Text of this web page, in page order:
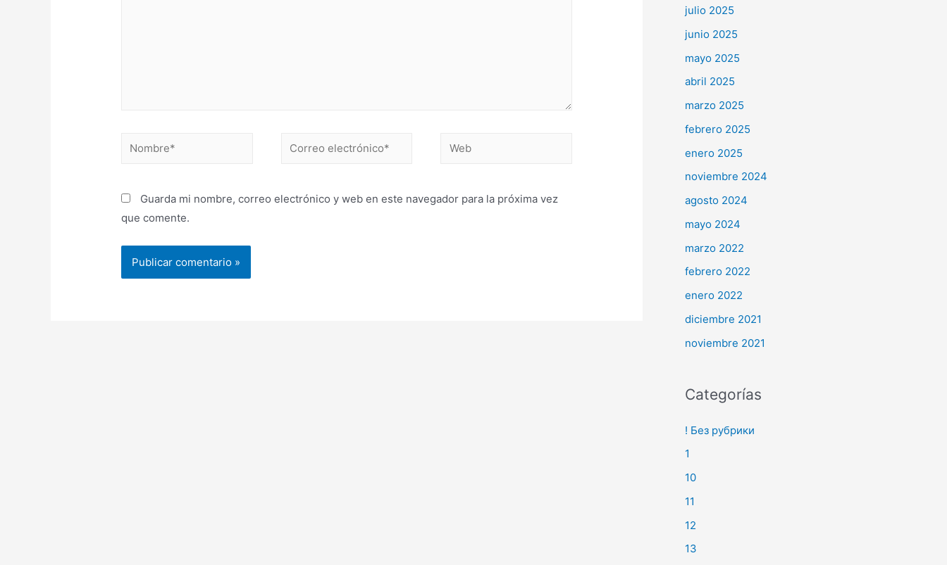
Nombre*
Correo
Web
Guarda mi nombre, correo electrónico y web en este navegador para la próxima vez
que comente.
julio 2025
junio 2025
mayo 2025
abril 2025
marzo 2025
febrero 2025
enero 2025
noviembre 2024
agosto 2024
mayo 2024
marzo 2022
febrero 2022
enero 2022
diciembre 2021
noviembre 2021
Categorías
! Без рубрики
1
10
11
12
13